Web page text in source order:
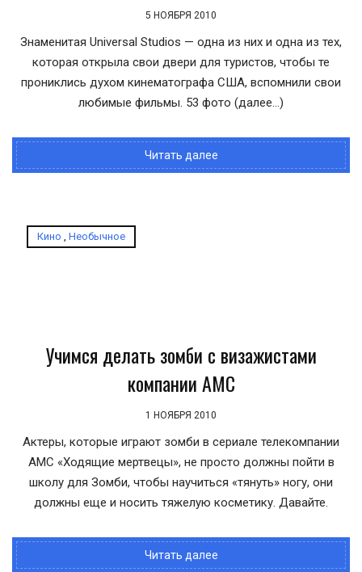
5 НОЯБРЯ 2010
Знаменитая Universal Studios — одна из них и одна из тех,
которая открыла свои двери для туристов, чтобы те
прониклись духом кинематографа США, вспомнили свои
любимые фильмы. 53 фото (далее…)
Читать далее
Кино , Необычное
Учимся делать зомби с визажистами
компании AMC
1 НОЯБРЯ 2010
Актеры, которые играют зомби в сериале телекомпании
АМС «Ходящие мертвецы», не просто должны пойти в
школу для Зомби, чтобы научиться «тянуть» ногу, они
должны еще и носить тяжелую косметику. Давайте.
Читать далее